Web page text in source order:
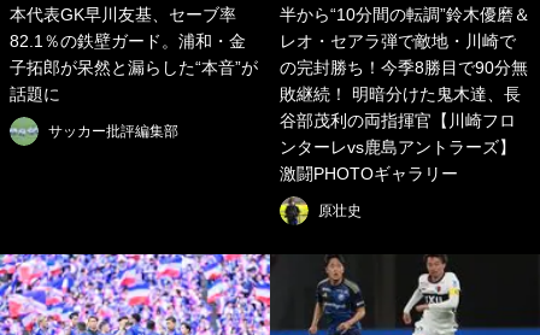
本代表GK早川友基、セーブ率
82.1％の鉄壁ガード。浦和・金
子拓郎が呆然と漏らした“本音”が
話題に
サッカー批評編集部
半から“10分間の転調”鈴木優磨＆
レオ・セアラ弾で敵地・川崎で
の完封勝ち！今季8勝目で90分無
敗継続！ 明暗分けた鬼木達、長
谷部茂利の両指揮官【川崎フロ
ンターレvs鹿島アントラーズ】
激闘PHOTOギャラリー
原壮史